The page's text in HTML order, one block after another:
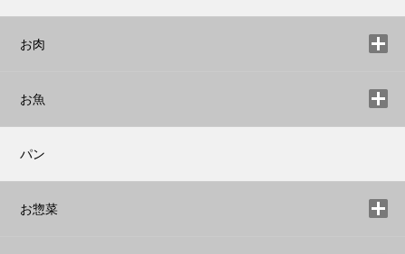
お肉
お魚
パン
お惣菜